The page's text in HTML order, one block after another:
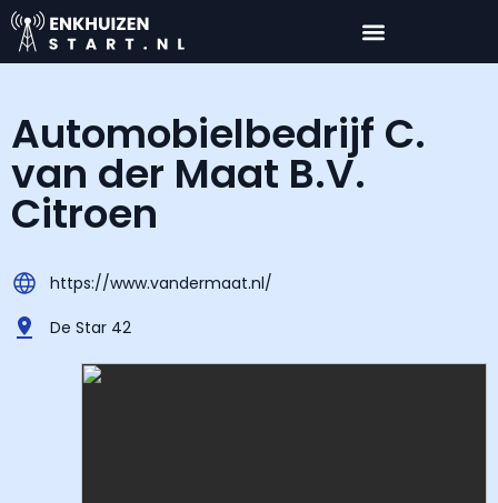
Automobielbedrijf C.
van der Maat B.V.
Citroen
https://www.vandermaat.nl/
De Star 42